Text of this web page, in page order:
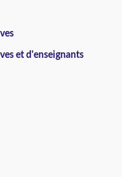
et d'enseignants